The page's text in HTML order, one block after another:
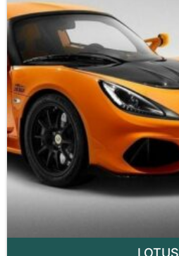
LOTUS